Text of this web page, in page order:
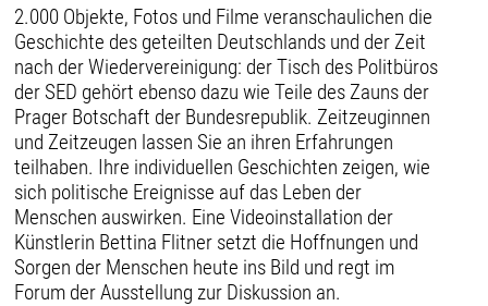
2.000 Objekte, Fotos und Filme veranschaulichen die
Geschichte des geteilten Deutschlands und der Zeit
nach der Wiedervereinigung: der Tisch des Politbüros
der SED gehört ebenso dazu wie Teile des Zauns der
Prager Botschaft der Bundesrepublik. Zeitzeuginnen
und Zeitzeugen lassen Sie an ihren Erfahrungen
teilhaben. Ihre individuellen Geschichten zeigen, wie
sich politische Ereignisse auf das Leben der
Menschen auswirken. Eine Videoinstallation der
Künstlerin Bettina Flitner setzt die Hoffnungen und
Sorgen der Menschen heute ins Bild und regt im
Forum der Ausstellung zur Diskussion an.